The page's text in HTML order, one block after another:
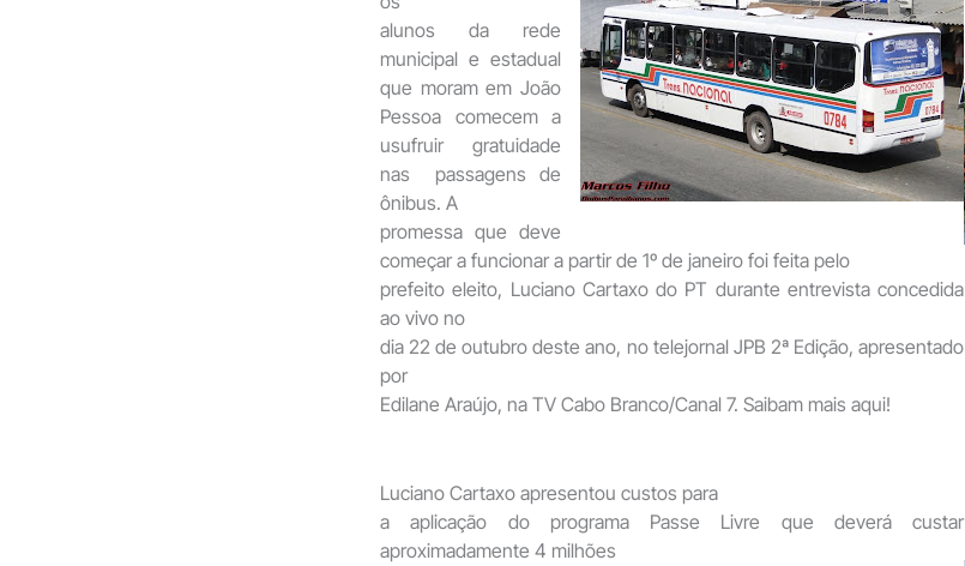
alunos da rede
municipal e estadual
que moram em João
Pessoa comecem a
usufruir gratuidade
nas passagens de
ônibus. A
promessa que deve
começar a funcionar a partir de 1º de janeiro foi feita pelo
prefeito eleito, Luciano Cartaxo do PT durante entrevista concedida
ao vivo no
dia 22 de outubro deste ano, no telejornal JPB 2ª Edição, apresentado
por
Edilane Araújo, na TV Cabo Branco/Canal 7. Saibam mais aqui!
Luciano Cartaxo apresentou custos para
a aplicação do programa Passe Livre que deverá custar
aproximadamente 4 milhões